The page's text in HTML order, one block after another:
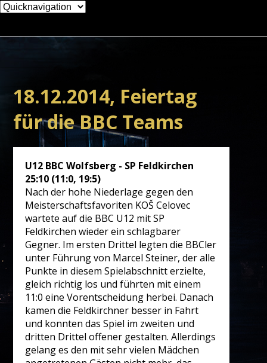
Zielseite
18.12.2014, Feiertag
für die BBC Teams
U12 BBC Wolfsberg - SP Feldkirchen
25:10 (11:0, 19:5)
Nach der hohe Niederlage gegen den
Meisterschaftsfavoriten KOŠ Celovec
wartete auf die BBC U12 mit SP
Feldkirchen wieder ein schlagbarer
Gegner. Im ersten Drittel legten die BBCler
unter Führung von Marcel Steiner, der alle
Punkte in diesem Spielabschnitt erzielte,
gleich richtig los und führten mit einem
11:0 eine Vorentscheidung herbei. Danach
kamen die Feldkirchner besser in Fahrt
und konnten das Spiel im zweiten und
dritten Drittel offener gestalten. Allerdings
gelang es den mit sehr vielen Mädchen